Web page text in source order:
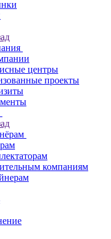
центры
проекты
компаниям